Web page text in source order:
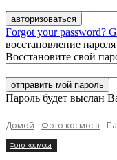
Forgot your password?
восстановление пароля
Восстановите свой
Пароль будет выслан
Домой Фото космоса
Фото космоса